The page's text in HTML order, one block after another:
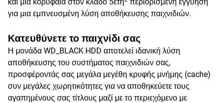
για μια εμπνευσμένη λύση αποθήκευσης παιχνιδιών.
Κατευθύνετε το παιχνίδι σας
Η μονάδα WD_BLACK HDD αποτελεί ιδανική λύση
αποθήκευσης του συστήματος παιχνιδιών σας,
προσφέροντάς σας μεγάλα μεγέθη κρυφής μνήμης (cache)
συν μεγάλες χωρητικότητες για να αποθηκεύετε τους
αγαπημένους σας τίτλους μαζί με το περιεχόμενο με